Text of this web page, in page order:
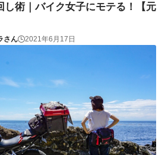
し術｜バイク女子にモテる！【元
さん 2021年6月17日